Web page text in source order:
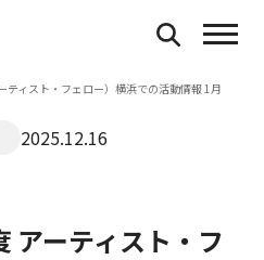
ティスト・フェロー）横浜での活動情報 1月
2025.12.16
アーティスト・フ